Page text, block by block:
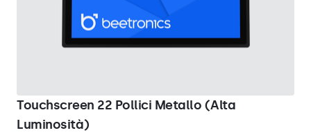
Touchscreen 22 Pollici Metallo (Alta
Luminosità)